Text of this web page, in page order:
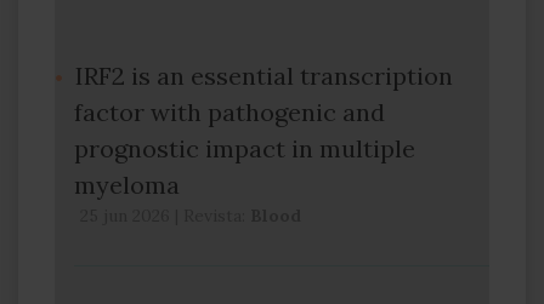
IRF2 is an essential transcription
factor with pathogenic and
prognostic impact in multiple
myeloma